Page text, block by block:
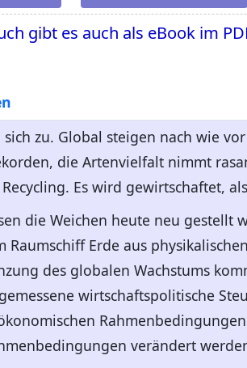
gibt es auch als eBook im
zu. Global steigen nach wie
die Artenvielfalt nimmt
Es wird gewirtschaftet,
die Weichen heute neu gestellt
Raumschiff Erde aus
des globalen Wachstums
wirtschaftspolitische
verändert